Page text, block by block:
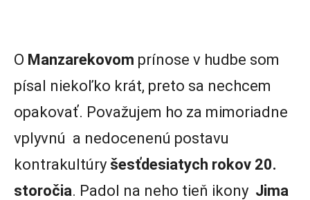
O Manzarekovom prínose v hudbe som
písal niekoľko krát, preto sa nechcem
opakovať. Považujem ho za mimoriadne
vplyvnú a nedocenenú postavu
kontrakultúry šesťdesiatych rokov 20.
storočia. Padol na neho tieň ikony Jima